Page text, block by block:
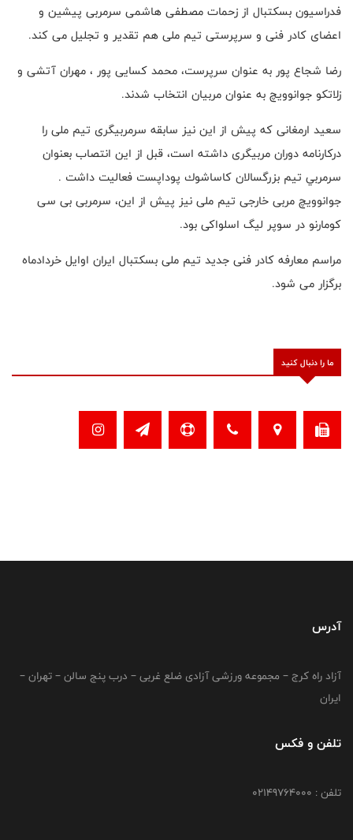
فدراسیون بسکتبال از زحمات مصطفی هاشمی سرمربی پیشین و
اعضای کادر فنی و سرپرستی تیم ملی هم تقدیر و تجلیل می کند.
رضا شجاع پور به عنوان سرپرست، محمد کسایی پور ، مهران آتشی و
زلاتکو جوانوویچ به عنوان مربیان انتخاب شدند.
سعید ارمغانی که پیش از این نیز سابقه سرمربیگری تیم ملی را
درکارنامه دوران مربیگری داشته است، قبل از این انتصاب بعنوان
سرمربي تيم بزرگسالان كاساشوك پوداپست فعالیت داشت .
جوانوویچ مربی خارجی تیم ملی نیز پیش از این، سرمربی بی سی
کومارنو در سوپر لیگ اسلواکی بود.
مراسم معارفه کادر فنی جدید تیم ملی بسکتبال ایران اوایل خردادماه
برگزار می شود.
ما را دنبال کنید
آدرس
آزاد راه کرج – مجموعه ورزشی آزادی ضلع غربی – درب پنج سالن – تهران –
ایران
تلفن و فکس
تلفن : 02149764000